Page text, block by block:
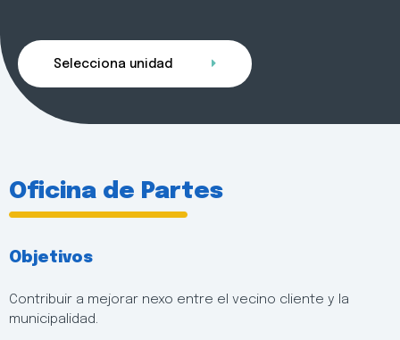
Selecciona unidad
Oficina de Partes
Objetivos
Contribuir a mejorar nexo entre el vecino cliente y la
municipalidad.